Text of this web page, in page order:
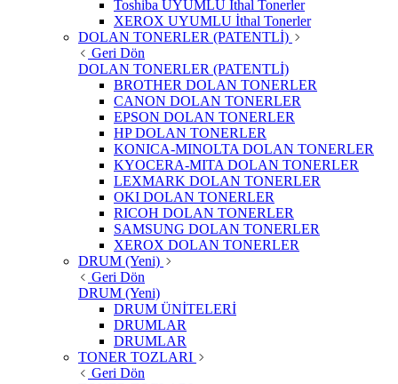
Toshiba UYUMLU İthal Tonerler
XEROX UYUMLU İthal Tonerler
DOLAN TONERLER (PATENTLİ)
Geri Dön
DOLAN TONERLER (PATENTLİ)
BROTHER DOLAN TONERLER
CANON DOLAN TONERLER
EPSON DOLAN TONERLER
HP DOLAN TONERLER
KONICA-MINOLTA DOLAN TONERLER
KYOCERA-MITA DOLAN TONERLER
LEXMARK DOLAN TONERLER
OKI DOLAN TONERLER
RICOH DOLAN TONERLER
SAMSUNG DOLAN TONERLER
XEROX DOLAN TONERLER
DRUM (Yeni)
Geri Dön
DRUM (Yeni)
DRUM ÜNİTELERİ
DRUMLAR
DRUMLAR
TONER TOZLARI
Geri Dön